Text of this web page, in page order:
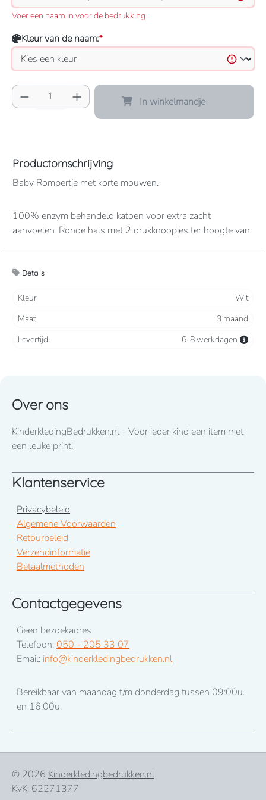
Voer een naam in voor de bedrukking.
Kleur van de naam:*
Producthoeveelheid: Voer de gewenste
In winkelmandje
Productomschrijving
Baby Rompertje met korte mouwen.
100% enzym behandeld katoen voor extra zacht
aanvoelen. Ronde hals met 2 drukknoopjes ter hoogte van
Details
Kleur
Wit
Maat
3 maand
Levertijd:
6-8 werkdagen
Over ons
KinderkledingBedrukken.nl - Voor ieder kind een item met
een leuke print!
Klantenservice
Privacybeleid
Algemene Voorwaarden
Retourbeleid
Verzendinformatie
Betaalmethoden
Contactgegevens
Geen bezoekadres
Telefoon: 050 - 205 33 07
Email: info@kinderkledingbedrukken.nl
Bereikbaar van maandag t/m donderdag tussen 09:00u.
en 16:00u.
© 2026 Kinderkledingbedrukken.nl
KvK: 62271377